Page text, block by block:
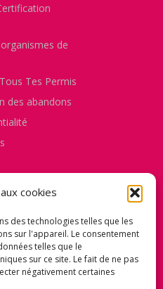
cookies
des technologies telles que les
sur l'appareil. Le consentement
telles que le
sur ce site. Le fait de ne pas
négativement certaines
de
Tes Permis
des abandons
pour la
Vidéos